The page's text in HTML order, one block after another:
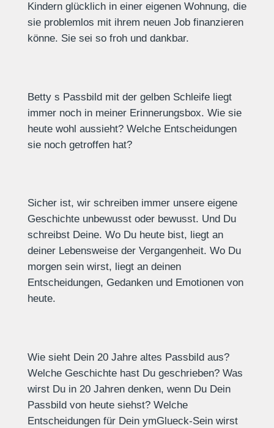
Kindern glücklich in einer eigenen Wohnung, die
sie problemlos mit ihrem neuen Job finanzieren
könne. Sie sei so froh und dankbar.
Betty s Passbild mit der gelben Schleife liegt
immer noch in meiner Erinnerungsbox. Wie sie
heute wohl aussieht? Welche Entscheidungen
sie noch getroffen hat?
Sicher ist, wir schreiben immer unsere eigene
Geschichte unbewusst oder bewusst. Und Du
schreibst Deine. Wo Du heute bist, liegt an
deiner Lebensweise der Vergangenheit. Wo Du
morgen sein wirst, liegt an deinen
Entscheidungen, Gedanken und Emotionen von
heute.
Wie sieht Dein 20 Jahre altes Passbild aus?
Welche Geschichte hast Du geschrieben? Was
wirst Du in 20 Jahren denken, wenn Du Dein
Passbild von heute siehst? Welche
Entscheidungen für Dein ymGlueck-Sein wirst